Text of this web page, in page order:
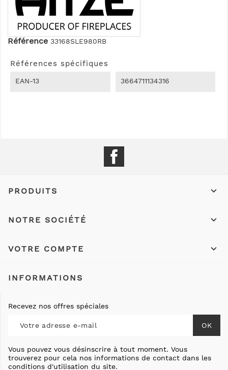
Référence 33168SLE980RB
Références spécifiques
EAN-13 3664711134316
PRODUITS 
NOTRE SOCIÉTÉ 
VOTRE COMPTE 
INFORMATIONS
Recevez nos offres spéciales
Vous pouvez vous désinscrire à tout moment. Vous
trouverez pour cela nos informations de contact dans les
conditions d'utilisation du site.